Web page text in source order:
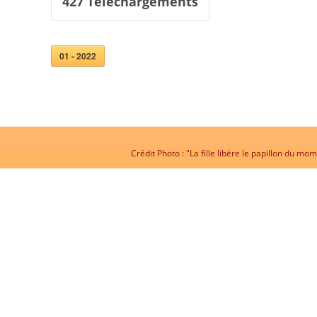
01 - 2022
Crédit Photo : "La fille libère le papillon du